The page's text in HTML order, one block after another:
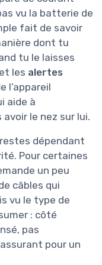
vu la batterie de
fait de savoir
dont tu
tu le laisses
et les alertes
l’appareil
aide à
le nez sur lui.
dépendant
Pour certaines
un peu
câbles qui
vu le type de
: côté
pas
pour un